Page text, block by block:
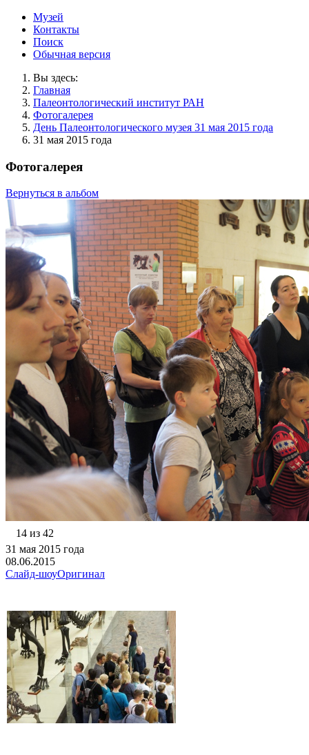
Музей
Контакты
Поиск
Обычная версия
Вы здесь:
Главная
Палеонтологический институт РАН
Фотогалерея
День Палеонтологического музея 31 мая 2015 года
31 мая 2015 года
Фотогалерея
Вернуться в альбом
14 из 42
31 мая 2015 года
08.06.2015
Слайд-шоуОригинал